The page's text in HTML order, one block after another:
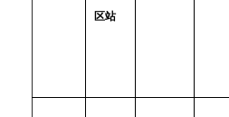
区站